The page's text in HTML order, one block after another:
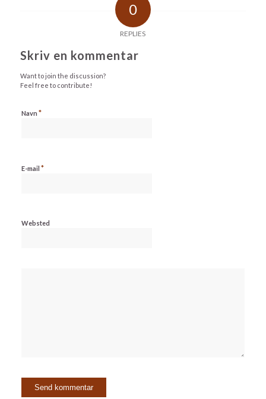
0
REPLIES
Skriv en kommentar
Want to join the discussion?
Feel free to contribute!
Navn *
E-mail *
Websted